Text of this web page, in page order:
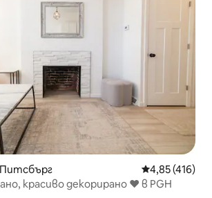
Средна
4,85 (416)
красиво декорирано ❤️ в PGH